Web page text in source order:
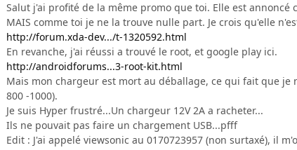
Salut j'ai profité de la même promo que toi. Elle est
MAIS comme toi je ne la trouve nulle part. Je crois qu'elle
http://forum.xda-dev.../t-1320592.html
En revanche, j'ai réussi a trouvé le root, et google play ici.
http://androidforums...3-root-kit.html
Mais mon chargeur est mort au déballage, ce qui fait que
800 -1000).
Je suis Hyper frustré...Un chargeur 12V 2A a racheter...
Ils ne pouvait pas faire un chargement USB...pfff
Edit : J'ai appelé viewsonic au 0170723957 (non surtaxé), il